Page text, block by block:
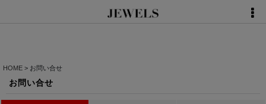
HOME > お問い合せ
お問い合せ